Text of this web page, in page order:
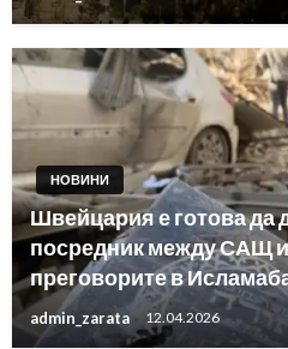
НОВИНИ
Швейцария е готова да
посредник между САЩ
преговорите в
admin_zarata 12.04.2026